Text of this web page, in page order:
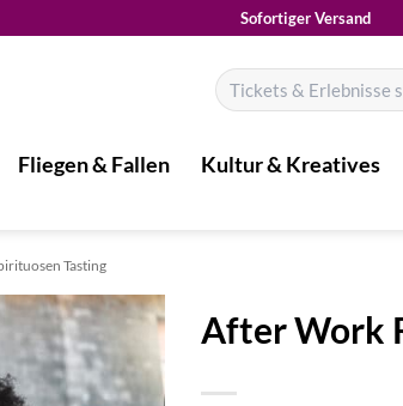
Sofortiger Versand
Suchen
nach:
Fliegen & Fallen Kultur & Kreatives
Tasting
After Work